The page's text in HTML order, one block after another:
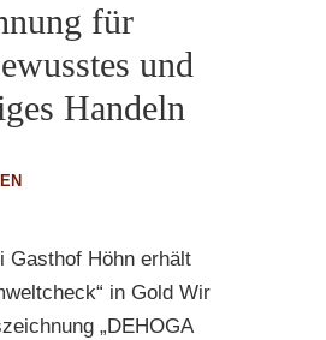
für
und
Handeln
Gasthof Höhn erhält
in Gold Wir
„DEHOGA